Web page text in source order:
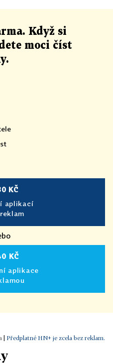
Když si
moci číst
.
KČ
aplikací
KČ
aplikace
Předplatné HN+ je zcela bez reklam.